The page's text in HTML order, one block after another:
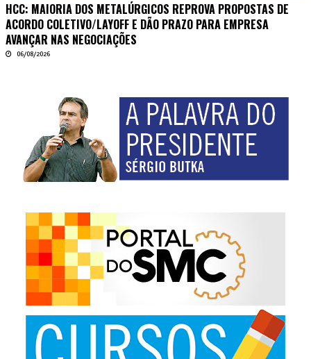
HCC: MAIORIA DOS METALÚRGICOS REPROVA PROPOSTAS DE
ACORDO COLETIVO/LAYOFF E DÃO PRAZO PARA EMPRESA
AVANÇAR NAS NEGOCIAÇÕES
06/08/2026